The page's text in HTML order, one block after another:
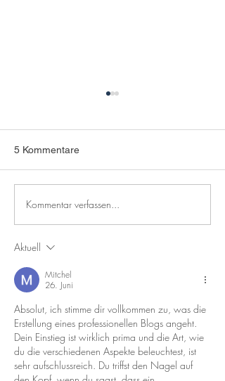
Verwalten von einer
5 Kommentare
Kommentar verfassen...
Aktuell
Mitchel
26. Juni
Absolut, ich stimme dir vollkommen zu, was die
Erstellung eines professionellen Blogs angeht.
Dein Einstieg ist wirklich prima und die Art, wie
du die verschiedenen Aspekte beleuchtest, ist
sehr aufschlussreich. Du triffst den Nagel auf